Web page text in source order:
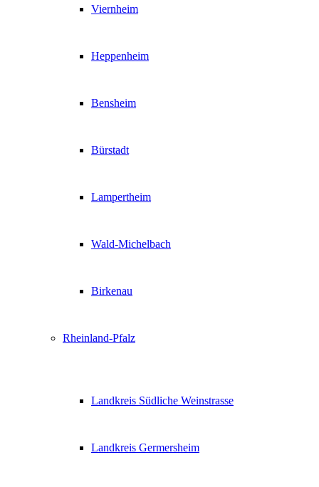
Viernheim
Heppenheim
Bensheim
Bürstadt
Lampertheim
Wald-Michelbach
Birkenau
Rheinland-Pfalz
Landkreis Südliche Weinstrasse
Landkreis Germersheim